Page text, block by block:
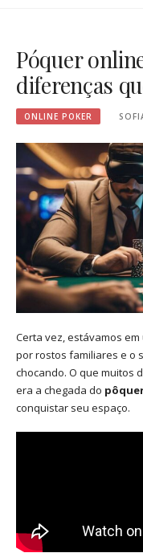
Póquer
diferenças
ONLINE POKER
Certa vez, estávamos
por rostos familiares e o
chocando. O que muitos
era a chegada do
conquistar seu espaço.